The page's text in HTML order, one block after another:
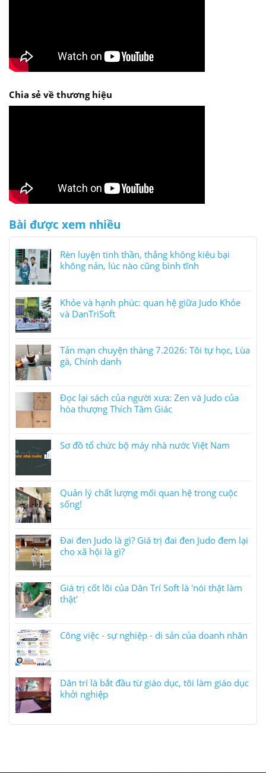
Chia sẻ về thương hiệu
Bài được xem nhiều
Rèn luyện tinh thần, thắng không kiêu bại
không nản, lúc nào cũng bình tĩnh
Khỏe và hạnh phúc: quan hệ giữa Judo Khỏe
và DanTriSoft
Tản mạn chuyện tháng 7.2026: Tôi tự học, Lùa
gà, Chính danh
Đọc lại sách của người xưa: Zen và Judo của
hòa thượng Thích Tâm Giác
Sơ đồ tổ chức bộ máy nhà nước Việt Nam
Quản lý chất lượng mối quan hệ trong cuộc
sống!
Đai đen Judo là gì? Giá trị đai đen Judo đem lại
cho xã hội là gì?
Giá trị cốt lõi của Dân Trí Soft là 'nói thật làm
thật'
Công việc - sự nghiệp - di sản của doanh nhân
Dân trí là bắt đầu từ giáo dục, tôi làm giáo dục
khởi nghiệp